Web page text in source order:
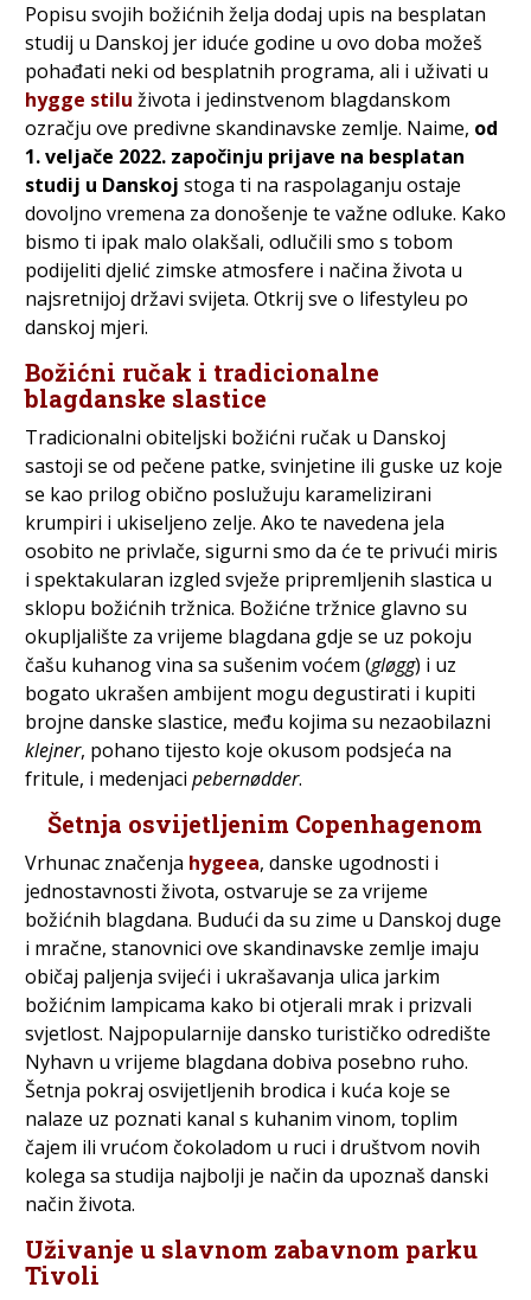
Popisu svojih božićnih želja dodaj upis na besplatan
studij u Danskoj jer iduće godine u ovo doba možeš
pohađati neki od besplatnih programa, ali i uživati u
hygge stilu života i jedinstvenom blagdanskom
ozračju ove predivne skandinavske zemlje. Naime, od
1. veljače 2022. započinju prijave na besplatan
studij u Danskoj stoga ti na raspolaganju ostaje
dovoljno vremena za donošenje te važne odluke. Kako
bismo ti ipak malo olakšali, odlučili smo s tobom
podijeliti djelić zimske atmosfere i načina života u
najsretnijoj državi svijeta. Otkrij sve o lifestyleu po
danskoj mjeri.
Božićni ručak i tradicionalne
blagdanske slastice
Tradicionalni obiteljski božićni ručak u Danskoj
sastoji se od pečene patke, svinjetine ili guske uz koje
se kao prilog obično poslužuju karamelizirani
krumpiri i ukiseljeno zelje. Ako te navedena jela
osobito ne privlače, sigurni smo da će te privući miris
i spektakularan izgled svježe pripremljenih slastica u
sklopu božićnih tržnica. Božićne tržnice glavno su
okupljalište za vrijeme blagdana gdje se uz pokoju
čašu kuhanog vina sa sušenim voćem (gløgg) i uz
bogato ukrašen ambijent mogu degustirati i kupiti
brojne danske slastice, među kojima su nezaobilazni
klejner, pohano tijesto koje okusom podsjeća na
fritule, i medenjaci pebernødder.
Šetnja osvijetljenim Copenhagenom
Vrhunac značenja hygeea, danske ugodnosti i
jednostavnosti života, ostvaruje se za vrijeme
božićnih blagdana. Budući da su zime u Danskoj duge
i mračne, stanovnici ove skandinavske zemlje imaju
običaj paljenja svijeći i ukrašavanja ulica jarkim
božićnim lampicama kako bi otjerali mrak i prizvali
svjetlost. Najpopularnije dansko turističko odredište
Nyhavn u vrijeme blagdana dobiva posebno ruho.
Šetnja pokraj osvijetljenih brodica i kuća koje se
nalaze uz poznati kanal s kuhanim vinom, toplim
čajem ili vrućom čokoladom u ruci i društvom novih
kolega sa studija najbolji je način da upoznaš danski
način života.
Uživanje u slavnom zabavnom parku
Tivoli